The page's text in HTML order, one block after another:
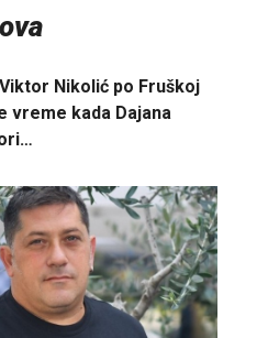
Nikolić po Fruškoj
vreme kada Dajana